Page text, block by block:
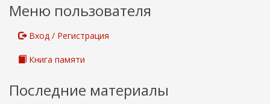
Меню пользователя
Вход / Регистрация
Книга памяти
Последние материалы